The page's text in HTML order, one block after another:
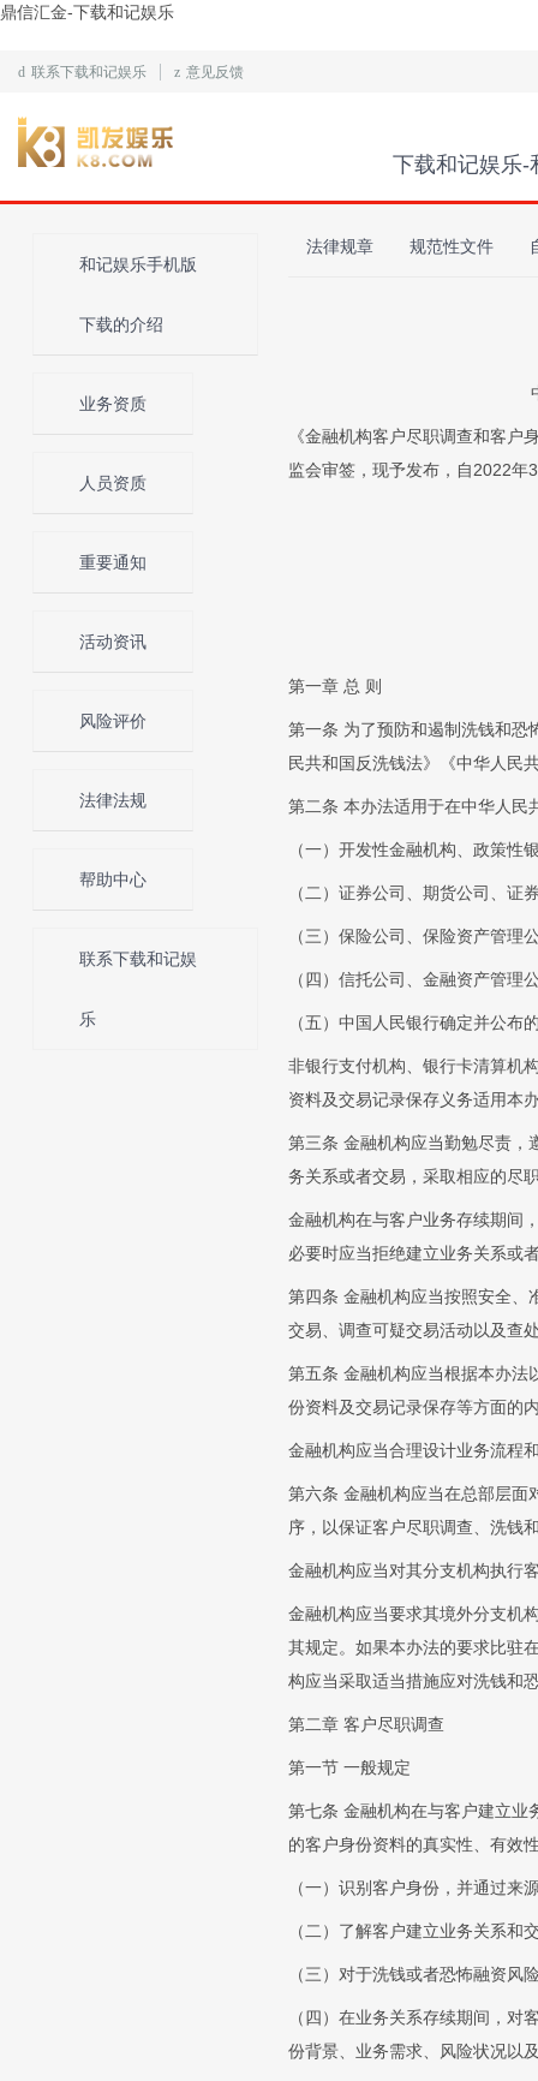
鼎信汇金-下载和记娱乐
d 联系下载和记娱乐 z 意见反馈
下载和记娱乐-
和记娱乐手机版
下载的介绍
业务资质
人员资质
重要通知
活动资讯
风险评价
法律法规
帮助中心
联系下载和记娱
乐
法律规章 规范性文件
《金融机构客户尽职调查和客
监会审签，现予发布，自2022年
第一章 总 则
第一条 为了预防和遏制洗钱和恐
民共和国反洗钱法》《中华人民
第二条 本办法适用于在中华人民
（一）开发性金融机构、政策
（二）证券公司、期货公司、证
（三）保险公司、保险资产管理
（四）信托公司、金融资产管
（五）中国人民银行确定并公布
非银行支付机构、银行卡清算机
资料及交易记录保存义务适用本
第三条 金融机构应当勤勉尽责，
务关系或者交易，采取相应的尽
金融机构在与客户业务存续期间
必要时应当拒绝建立业务关系或
第四条 金融机构应当按照安全、
交易、调查可疑交易活动以及查
第五条 金融机构应当根据本办法
份资料及交易记录保存等方面的
金融机构应当合理设计业务流程
第六条 金融机构应当在总部层面
序，以保证客户尽职调查、洗钱
金融机构应当对其分支机构执行
金融机构应当要求其境外分支机
其规定。如果本办法的要求比驻
构应当采取适当措施应对洗钱和
第二章 客户尽职调查
第一节 一般规定
第七条 金融机构在与客户建立业
的客户身份资料的真实性、有效
（一）识别客户身份，并通过
（二）了解客户建立业务关系和
（三）对于洗钱或者恐怖融资
（四）在业务关系存续期间，
份背景、业务需求、风险状况以